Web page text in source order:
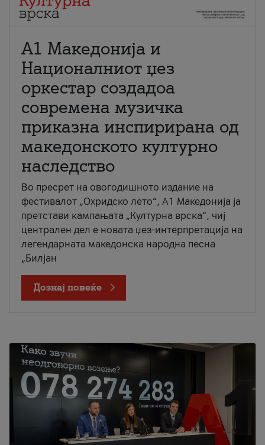
А1 Македонија и
Националниот џез
оркестар создадоа
современа музичка
приказна инспирирана од
македонското културно
наследство
Во пресрет на овогодишното издание на
фестивалот „Охридско лето“, А1 Македонија ја
претстави кампањата „Културна врска“, чиј
централен дел е новата џез-интерпретација на
легендарната македонска народна песна
„Билјан
Дознај повеќе